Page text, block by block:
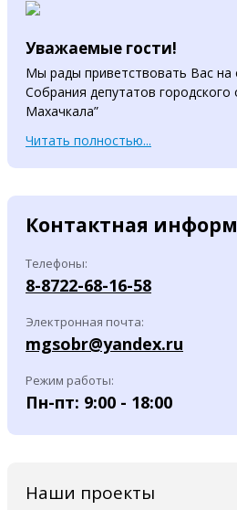
Уважаемые гости!
Мы рады приветствовать Вас на
Собрания депутатов городского
Махачкала”
Читать полностью...
Контактная
Телефоны:
8-8722-68-16-58
Электронная почта:
mgsobr@yandex.ru
Режим работы:
Пн-пт: 9:00 - 18:00
Наши проекты